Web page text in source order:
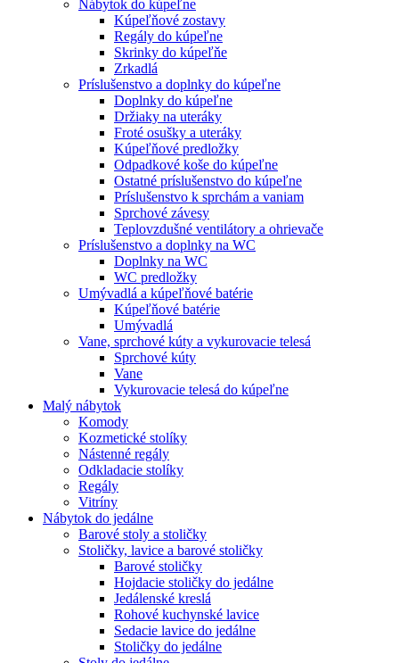
Nábytok do kúpeľne
Kúpeľňové zostavy
Regály do kúpeľne
Skrinky do kúpeľňe
Zrkadlá
Príslušenstvo a doplnky do kúpeľne
Doplnky do kúpeľne
Držiaky na uteráky
Froté osušky a uteráky
Kúpeľňové predložky
Odpadkové koše do kúpeľne
Ostatné príslušenstvo do kúpeľne
Príslušenstvo k sprchám a vaniam
Sprchové závesy
Teplovzdušné ventilátory a ohrievače
Príslušenstvo a doplnky na WC
Doplnky na WC
WC predložky
Umývadlá a kúpeľňové batérie
Kúpeľňové batérie
Umývadlá
Vane, sprchové kúty a vykurovacie telesá
Sprchové kúty
Vane
Vykurovacie telesá do kúpeľne
Malý nábytok
Komody
Kozmetické stolíky
Nástenné regály
Odkladacie stolíky
Regály
Vitríny
Nábytok do jedálne
Barové stoly a stoličky
Stoličky, lavice a barové stoličky
Barové stoličky
Hojdacie stoličky do jedálne
Jedálenské kreslá
Rohové kuchynské lavice
Sedacie lavice do jedálne
Stoličky do jedálne